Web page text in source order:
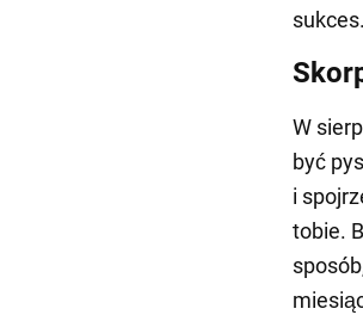
sukces.
W
być
i
tobie.